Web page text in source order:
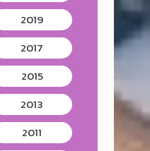
2019
2017
2015
2013
2011